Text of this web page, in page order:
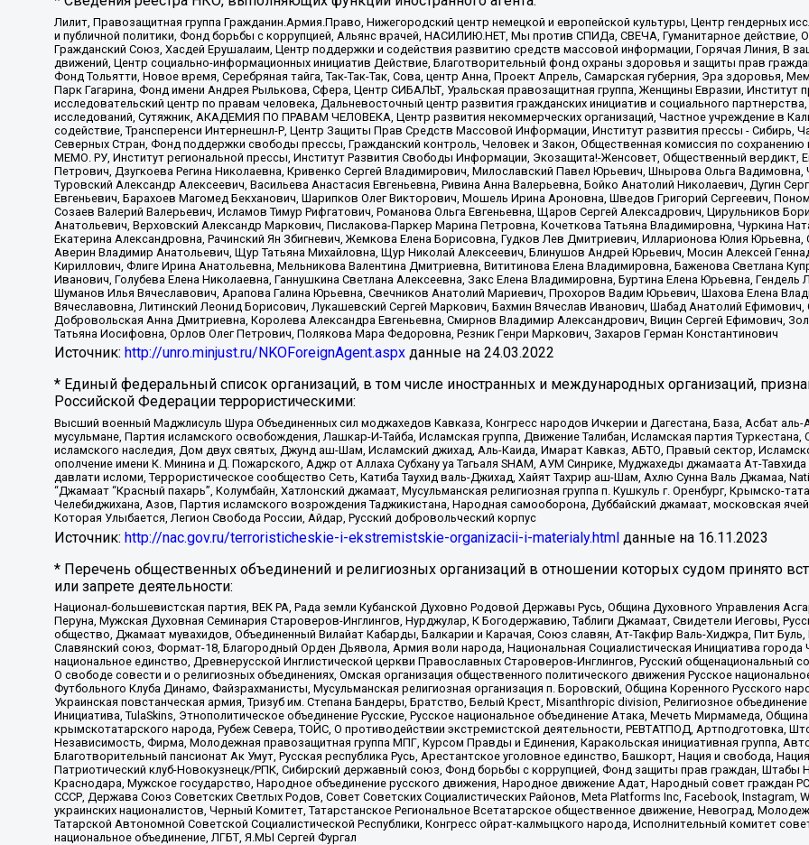
Лилит, Правозащитная группа Гражданин.Армия.Право, Нижегородский центр немецкой и европейской культуры, Центр гендерных
и публичной политики, Фонд борьбы с коррупцией, Альянс врачей, НАСИЛИЮ.НЕТ, Мы против СПИДа, СВЕЧА, Гуманитарное действие,
Гражданский Союз, Хасдей Ерушалаим, Центр поддержки и содействия развитию средств массовой информации, Горячая Линия, В
движений, Центр социально-информационных инициатив Действие, Благотворительный фонд охраны здоровья и защиты прав
Фонд Тольятти, Новое время, Серебряная тайга, Так-Так-Так, Сова, центр Анна, Проект Апрель, Самарская губерния, Эра здоровья,
Парк Гагарина, Фонд имени Андрея Рылькова, Сфера, Центр СИБАЛЬТ, Уральская правозащитная группа, Женщины Евразии, Институт
исследовательский центр по правам человека, Дальневосточный центр развития гражданских инициатив и социального
исследований, Сутяжник, АКАДЕМИЯ ПО ПРАВАМ ЧЕЛОВЕКА, Центр развития некоммерческих организаций, Частное учреждение в
содействие, Трансперенси Интернешнл-Р, Центр Защиты Прав Средств Массовой Информации, Институт развития прессы - Сибирь,
Северных Стран, Фонд поддержки свободы прессы, Гражданский контроль, Человек и Закон, Общественная комиссия по
МЕМО. РУ, Институт региональной прессы, Институт Развития Свободы Информации, Экозащита!-Женсовет, Общественный вердикт,
Петрович, Дзугкоева Регина Николаевна, Кривенко Сергей Владимирович, Милославский Павел Юрьевич, Шнырова Ольга
Туровский Александр Алексеевич, Васильева Анастасия Евгеньевна, Ривина Анна Валерьевна, Бойко Анатолий Николаевич, Дугин
Евгеньевич, Барахоев Магомед Бекханович, Шарипков Олег Викторович, Мошель Ирина Ароновна, Шведов Григорий Сергеевич,
Созаев Валерий Валерьевич, Исламов Тимур Рифгатович, Романова Ольга Евгеньевна, Щаров Сергей Алексадрович, Цирульников
Анатольевич, Верховский Александр Маркович, Пислакова-Паркер Марина Петровна, Кочеткова Татьяна Владимировна, Чуркина
Екатерина Александровна, Рачинский Ян Збигневич, Жемкова Елена Борисовна, Гудков Лев Дмитриевич, Илларионова Юлия Юрьевна,
Аверин Владимир Анатольевич, Щур Татьяна Михайловна, Щур Николай Алексеевич, Блинушов Андрей Юрьевич, Мосин Алексей
Кириллович, Флиге Ирина Анатольевна, Мельникова Валентина Дмитриевна, Вититинова Елена Владимировна, Баженова Светлана
Иванович, Голубева Елена Николаевна, Ганнушкина Светлана Алексеевна, Закс Елена Владимировна, Буртина Елена Юрьевна,
Шуманов Илья Вячеславович, Арапова Галина Юрьевна, Свечников Анатолий Мариевич, Прохоров Вадим Юрьевич, Шахова Елена
Вячеславовна, Литинский Леонид Борисович, Лукашевский Сергей Маркович, Бахмин Вячеслав Иванович, Шабад Анатолий
Добровольская Анна Дмитриевна, Королева Александра Евгеньевна, Смирнов Владимир Александрович, Вицин Сергей Ефимович,
Татьяна Иосифовна, Орлов Олег Петрович, Полякова Мара Федоровна, Резник Генри Маркович, Захаров Герман Константинович
Источник: http://unro.minjust.ru/NKOForeignAgent.aspx данные на 24.03.2022
* Единый федеральный список организаций, в том числе иностранных и международных организаций,
Российской Федерации террористическими:
Высший военный Маджлисуль Шура Объединенных сил моджахедов Кавказа, Конгресс народов Ичкерии и Дагестана, База, Асбат аль-
мусульмане, Партия исламского освобождения, Лашкар-И-Тайба, Исламская группа, Движение Талибан, Исламская партия
исламского наследия, Дом двух святых, Джунд аш-Шам, Исламский джихад, Аль-Каида, Имарат Кавказ, АБТО, Правый сектор,
ополчение имени К. Минина и Д. Пожарского, Аджр от Аллаха Субхану уа Тагьаля SHAM, АУМ Синрике, Муджахеды джамаата Ат-
давлати исломи, Террористическое сообщество Сеть, Катиба Таухид валь-Джихад, Хайят Тахрир аш-Шам, Ахлю Сунна Валь Джамаа,
“Джамаат “Красный пахарь”, Колумбайн, Хатлонский джамаат, Мусульманская религиозная группа п. Кушкуль г. Оренбург, Крымско-
Челебиджихана, Азов, Партия исламского возрождения Таджикистана, Народная самооборона, Дуббайский джамаат, московская
Которая Улыбается, Легион Свобода России, Айдар, Русский добровольческий корпус
Источник: http://nac.gov.ru/terroristicheskie-i-ekstremistskie-organizacii-i-materialy.html данные на 16.11.2023
* Перечень общественных объединений и религиозных организаций в отношении которых судом принято
или запрете деятельности:
Национал-большевистская партия, ВЕК РА, Рада земли Кубанской Духовно Родовой Державы Русь, Община Духовного Управления
Перуна, Мужская Духовная Семинария Староверов-Инглингов, Нурджулар, К Богодержавию, Таблиги Джамаат, Свидетели Иеговы,
общество, Джамаат мувахидов, Объединенный Вилайат Кабарды, Балкарии и Карачая, Союз славян, Ат-Такфир Валь-Хиджра, Пит Буль,
Славянский союз, Формат-18, Благородный Орден Дьявола, Армия воли народа, Национальная Социалистическая Инициатива
национальное единство, Древнерусской Инглистической церкви Православных Староверов-Инглингов, Русский общенациональный
О свободе совести и о религиозных объединениях, Омская организация общественного политического движения Русское
Футбольного Клуба Динамо, Файзрахманисты, Мусульманская религиозная организация п. Боровский, Община Коренного Русского
Украинская повстанческая армия, Тризуб им. Степана Бандеры, Братство, Белый Крест, Misanthropic division, Религиозное
Инициатива, TulaSkins, Этнополитическое объединение Русские, Русское национальное объединение Атака, Мечеть Мирмамеда,
крымскотатарского народа, Рубеж Севера, ТОЙС, О противодействии экстремистской деятельности, РЕВТАТПОД, Артподготовка,
Независимость, Фирма, Молодежная правозащитная группа МПГ, Курсом Правды и Единения, Каракольская инициативная группа,
Благотворительный пансионат Ак Умут, Русская республика Русь, Арестантское уголовное единство, Башкорт, Нация и свобода,
Патриотический клуб-Новокузнецк/РПК, Сибирский державный союз, Фонд борьбы с коррупцией, Фонд защиты прав граждан, Штабы
Краснодара, Мужское государство, Народное объединение русского движения, Народное движение Адат, Народный совет граждан
СССР, Держава Союз Советских Светлых Родов, Совет Советских Социалистических Районов, Meta Platforms Inc, Facebook,
украинских националистов, Черный Комитет, Татарстанское Региональное Всетатарское общественное движение, Невоград,
Татарской Автономной Советской Социалистической Республики, Конгресс ойрат-калмыцкого народа, Исполнительный комитет
национальное объединение, ЛГБТ, Я.МЫ Сергей Фургал